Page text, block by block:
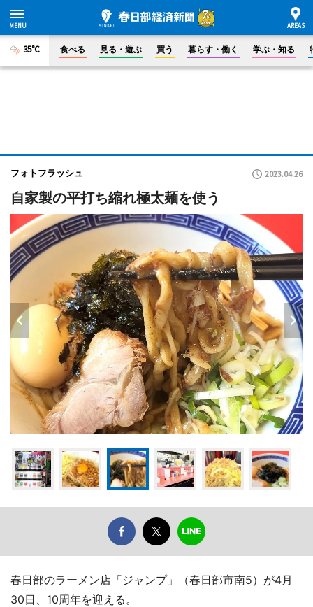
35°C 食べる 見る・遊ぶ 買う 暮らす・働く 学ぶ・知る
フォトフラッシュ 2023.04.26
自家製の平打ち縮れ極太麺を使う
春日部のラーメン店「ジャンプ」（春日部市南5）が4月
30日、10周年を迎える。